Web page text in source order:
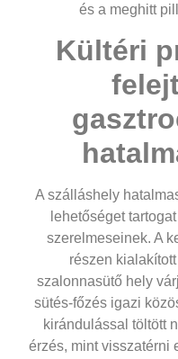
és a meghitt
Kültéri
A szálláshely
lehetőséget
szerelmeseinek. A
részen
szalonnasütő hely
sütés-főzés igazi
kirándulással töltött
érzés, mint visszatérni